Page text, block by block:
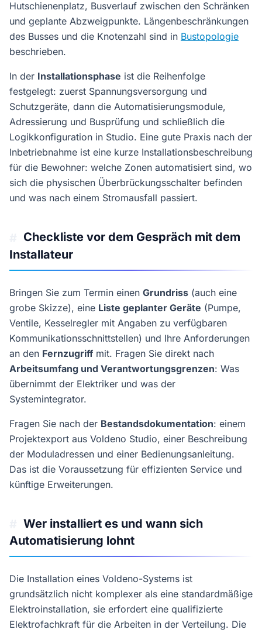
Hutschienenplatz, Busverlauf zwischen den Schränken
und geplante Abzweigpunkte. Längenbeschränkungen
des Busses und die Knotenzahl sind in Bustopologie
beschrieben.
In der Installationsphase ist die Reihenfolge
festgelegt: zuerst Spannungsversorgung und
Schutzgeräte, dann die Automatisierungsmodule,
Adressierung und Busprüfung und schließlich die
Logikkonfiguration in Studio. Eine gute Praxis nach der
Inbetriebnahme ist eine kurze Installationsbeschreibung
für die Bewohner: welche Zonen automatisiert sind, wo
sich die physischen Überbrückungsschalter befinden
und was nach einem Stromausfall passiert.
Checkliste vor dem Gespräch mit dem
Installateur
Bringen Sie zum Termin einen Grundriss (auch eine
grobe Skizze), eine Liste geplanter Geräte (Pumpe,
Ventile, Kesselregler mit Angaben zu verfügbaren
Kommunikationsschnittstellen) und Ihre Anforderungen
an den Fernzugriff mit. Fragen Sie direkt nach
Arbeitsumfang und Verantwortungsgrenzen: Was
übernimmt der Elektriker und was der
Systemintegrator.
Fragen Sie nach der Bestandsdokumentation: einem
Projektexport aus Voldeno Studio, einer Beschreibung
der Moduladressen und einer Bedienungsanleitung.
Das ist die Voraussetzung für effizienten Service und
künftige Erweiterungen.
Wer installiert es und wann sich
Automatisierung lohnt
Die Installation eines Voldeno-Systems ist
grundsätzlich nicht komplexer als eine standardmäßige
Elektroinstallation, sie erfordert eine qualifizierte
Elektrofachkraft für die Arbeiten in der Verteilung. Die